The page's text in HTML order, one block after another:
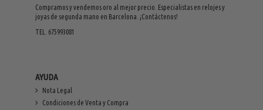
Compramos y vendemos oro al mejor precio. Especialistas en relojes y
joyas de segunda mano en Barcelona. ¡Contáctenos!
TEL. 675993081
AYUDA
Nota Legal
Condiciones de Venta y Compra